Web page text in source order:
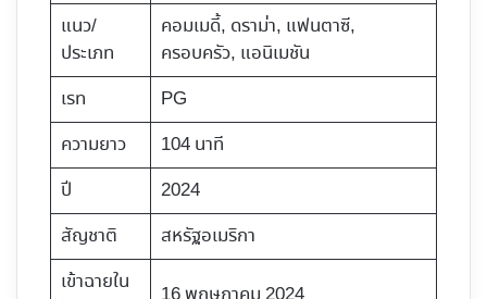
แนว/
ประเภท
คอมเมดี้,​ ดราม่า, แฟนตาซี,
ครอบครัว, แอนิเมชัน
เรท
PG
ความยาว
104 นาที
ปี
2024
สัญชาติ
สหรัฐอเมริกา
เข้าฉายใน